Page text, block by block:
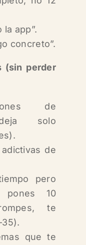
la app”.
concreto”.
(sin perder
de
solo
de
pero
10
te
que te